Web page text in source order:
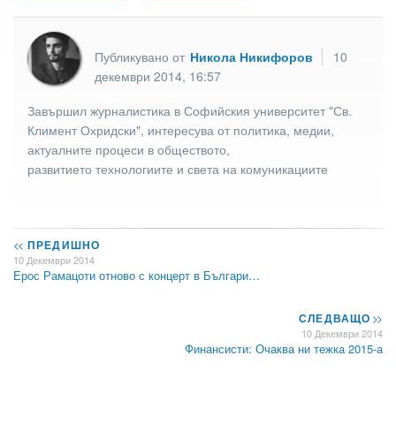
Публикувано от Никола Никифоров
10
декември 2014, 16:57
Завършил журналистика в Софийския университет "Св.
Климент Охридски", интересува от политика, медии,
актуалните процеси в обществото,
развитието технологиите и света на комуникациите
<< ПРЕДИШНО
10 Декември 2014
Ерос Рамацоти отново с концерт в Българи…
СЛЕДВАЩО>>
10 Декември 2014
Финансисти: Очаква ни тежка 2015-а